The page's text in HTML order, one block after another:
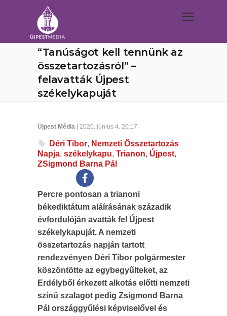
“Tanúságot kell tennünk az
összetartozásról” –
felavatták Újpest
székelykapuját
Újpest Média | 2020. június 4. 20:17
Déri Tibor, Nemzeti Összetartozás
Napja, székelykapu, Trianon, Újpest,
ZSigmond Barna Pál
Percre pontosan a trianoni
békediktátum aláírásának századik
évfordulóján avatták fel Újpest
székelykapuját. A nemzeti
összetartozás napján tartott
rendezvényen Déri Tibor polgármester
köszöntötte az egybegyűlteket, az
Erdélyből érkezett alkotás előtti nemzeti
színű szalagot pedig Zsigmond Barna
Pál országgyűlési képviselővel és